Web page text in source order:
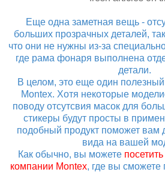
Еще одна заметная вещь -
больших прозрачных деталей,
что они не нужны из-за
где рама фонаря выполнена
детали.
В целом, это еще один
Montex. Хотя некоторые
поводу отсутсвия масок для
стикеры будут просты в
подобный продукт поможет вам
вида на вашей
Как обычно, вы можете
компании Montex, где вы сможете